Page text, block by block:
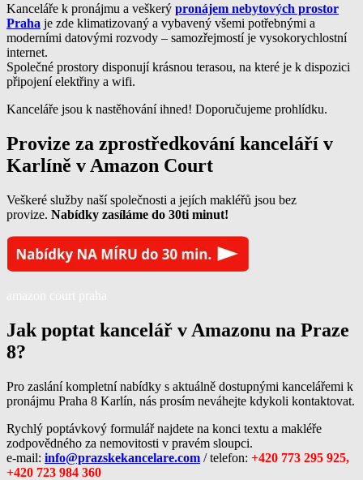
Kanceláře k pronájmu a veškerý pronájem nebytových prostor
Praha je zde klimatizovaný a vybavený všemi potřebnými a
moderními datovými rozvody – samozřejmostí je vysokorychlostní
internet.
Společné prostory disponují krásnou terasou, na které je k dispozici
připojení elektřiny a wifi.
Kanceláře jsou k nastěhování ihned! Doporučujeme prohlídku.
Provize za zprostředkování kanceláří v
Karlíně v Amazon Court
Veškeré služby naší společnosti a jejích makléřů jsou bez
provize. Nabídky zasíláme do 30ti minut!
Jak poptat kancelář v Amazonu na Praze
8?
Pro zaslání kompletní nabídky s aktuálně dostupnými kancelářemi k
pronájmu Praha 8 Karlín, nás prosím neváhejte kdykoli kontaktovat.
Rychlý poptávkový formulář najdete na konci textu a makléře
zodpovědného za nemovitosti v pravém sloupci.
e-mail: info@prazskekancelare.com / telefon: +420 773 295 925,
+420 723 984 360